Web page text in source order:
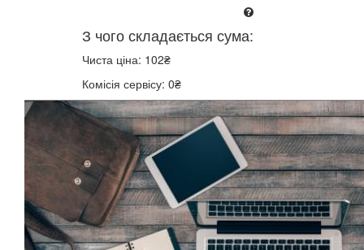
З чого складається сума:
Чиста ціна: 102₴
Комісія сервісу: 0₴